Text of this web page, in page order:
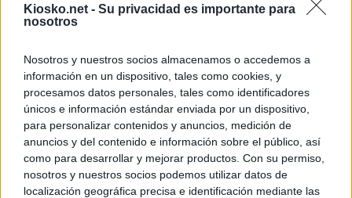
Kiosko.net - Su privacidad es importante para
nosotros
Nosotros y nuestros socios almacenamos o accedemos a
información en un dispositivo, tales como cookies, y
procesamos datos personales, tales como identificadores
únicos e información estándar enviada por un dispositivo,
para personalizar contenidos y anuncios, medición de
anuncios y del contenido e información sobre el público, así
como para desarrollar y mejorar productos. Con su permiso,
nosotros y nuestros socios podemos utilizar datos de
localización geográfica precisa e identificación mediante las